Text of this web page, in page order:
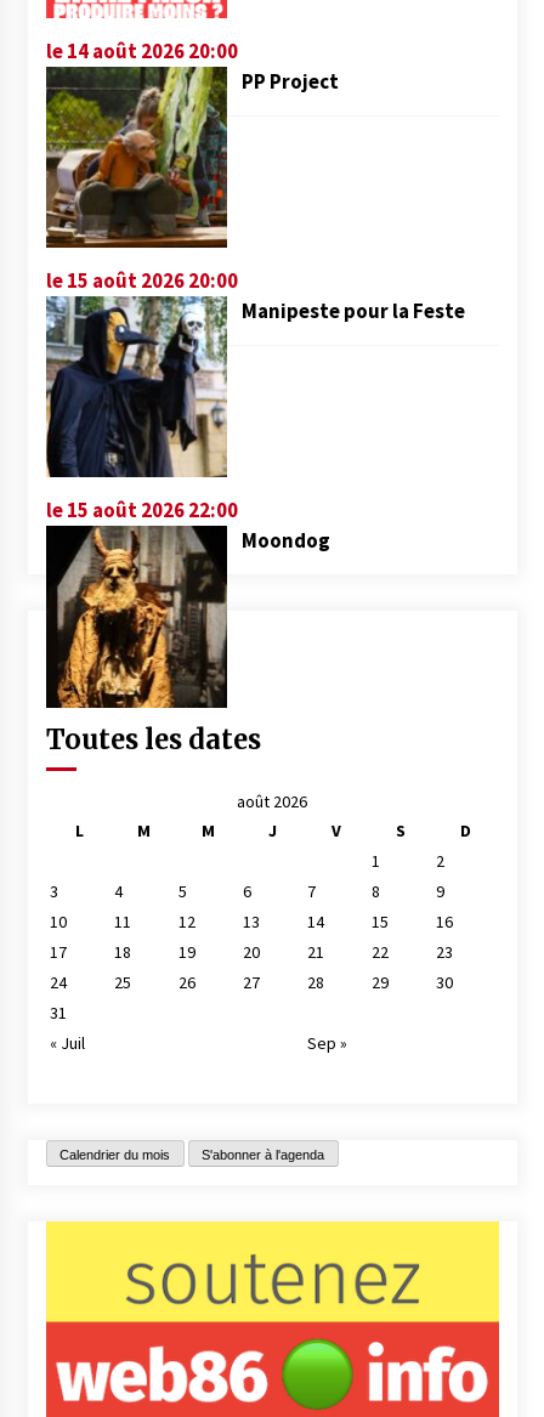
le 14 août 2026 20:00
PP Project
le 15 août 2026 20:00
Manipeste pour la Feste
le 15 août 2026 22:00
Moondog
Toutes les dates
août 2026
L
M M J V S
D
1
2
3
4 5 6 7 8
9
10
11 12 13 14 15
16
17
18 19 20 21 22
23
24
25 26 27 28 29
30
31
« Juil
Sep »
Calendrier du mois S'abonner à l'agenda